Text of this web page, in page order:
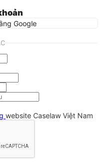
Google
website Caselaw Việt Nam